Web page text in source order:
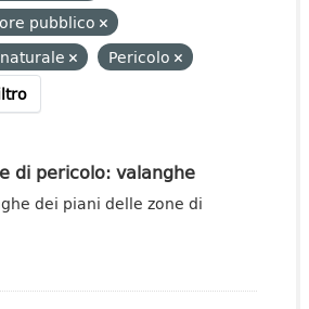
pubblico
Pericolo
di pericolo: valanghe
dei piani delle zone di